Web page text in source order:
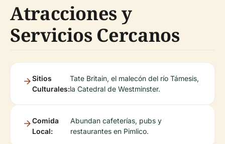
Atracciones y
Servicios Cercanos
Sitios
Culturales:
Tate Britain, el malecón del río Támesis,
la Catedral de Westminster.
Comida
Local:
Abundan cafeterías, pubs y
restaurantes en Pimlico.